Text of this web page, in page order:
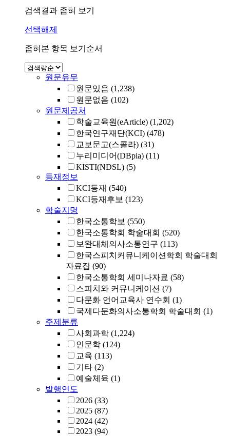
검색결과 좁혀 보기
선택해제
좁혀본 항목 보기순서
원문유무
원문있음 (1,238)
원문없음 (102)
원문제공처
학술교육원(eArticle) (1,202)
한국연구재단(KCI) (478)
교보문고(스콜라) (31)
누리미디어(DBpia) (11)
KISTI(NDSL) (5)
등재정보
KCI등재 (540)
KCI등재후보 (123)
학술지명
한국소통학보 (550)
한국소통학회 학술대회 (520)
보완대체의사소통연구 (113)
한국스피치커뮤니케이션학회 학술대회
자료집 (90)
한국소통학회 세미나자료 (58)
스피치와 커뮤니케이션 (7)
다문화 언어교육사 연수회 (1)
국제다문화의사소통학회 학술대회 (1)
주제분류
사회과학 (1,224)
인문학 (124)
교육 (113)
기타 (2)
예술체육 (1)
발행연도
2026 (33)
2025 (87)
2024 (42)
2023 (94)